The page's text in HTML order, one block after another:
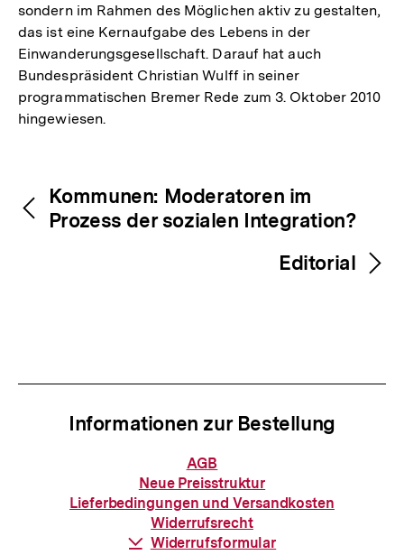
sondern im Rahmen des Möglichen aktiv zu gestalten,
das ist eine Kernaufgabe des Lebens in der
Einwanderungsgesellschaft. Darauf hat auch
Bundespräsident Christian Wulff in seiner
programmatischen Bremer Rede zum 3. Oktober 2010
hingewiesen.
Inhaltsnavigation
Inhaltsnavigation
Kommunen: Moderatoren im
Prozess der sozialen Integration?
Editorial
Informationen zur Bestellung
Informationen
zur
Bestellung
AGB
Neue Preisstruktur
Lieferbedingungen und Versandkosten
Widerrufsrecht
Download-
Widerrufsformular